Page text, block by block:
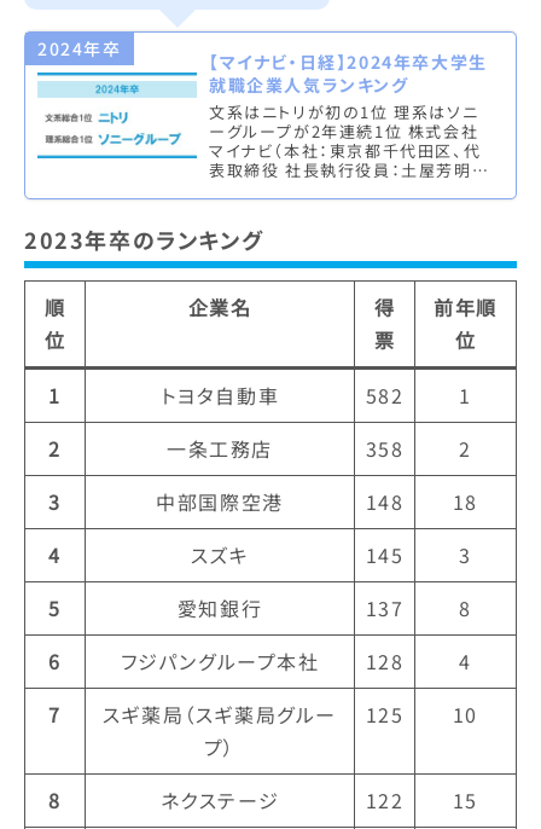
2024年卒
【マイナビ・日経】2024年卒大学生
就職企業人気ランキング
文系はニトリが初の1位 理系はソニ
ーグループが2年連続1位 株式会社
マイナビ（本社：東京都千代田区、代
表取締役 社長執行役員：土屋芳明）
社…
2023年卒のランキング
順
位
企業名
得
票
前年順
位
1
トヨタ自動車 582
1
2
一条工務店 358
2
3
中部国際空港 148
18
4
スズキ 145
3
5
愛知銀行 137
8
6
フジパングループ本社 128
4
7
スギ薬局（スギ薬局グルー
プ）
125 10
8 ネクステージ 122
15